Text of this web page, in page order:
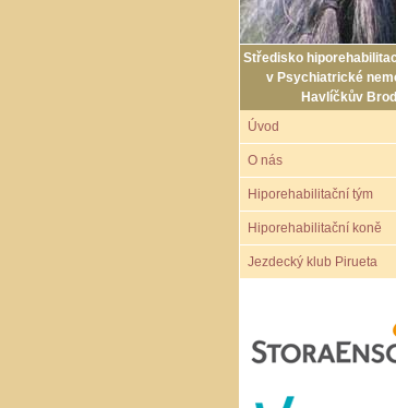
Středisko
v Psychiatrické
Havlíčkův Brod
Úvod
O nás
Hiporehabilitační tým
Hiporehabilitační koně
Jezdecký klub Pirueta